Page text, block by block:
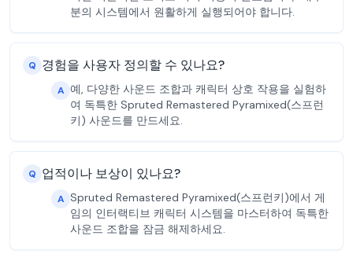
분의 시스템에서 원활하게 실행되어야 합니다.
Q 경험을 사용자 정의할 수 있나요?
A 예, 다양한 사운드 조합과 캐릭터 상호 작용을 실험하
여 독특한 Spruted Remastered Pyramixed(스프런
키) 사운드를 만드세요.
Q 업적이나 보상이 있나요?
A Spruted Remastered Pyramixed(스프런키)에서 게
임의 인터랙티브 캐릭터 시스템을 마스터하여 독특한
사운드 조합을 잠금 해제하세요.